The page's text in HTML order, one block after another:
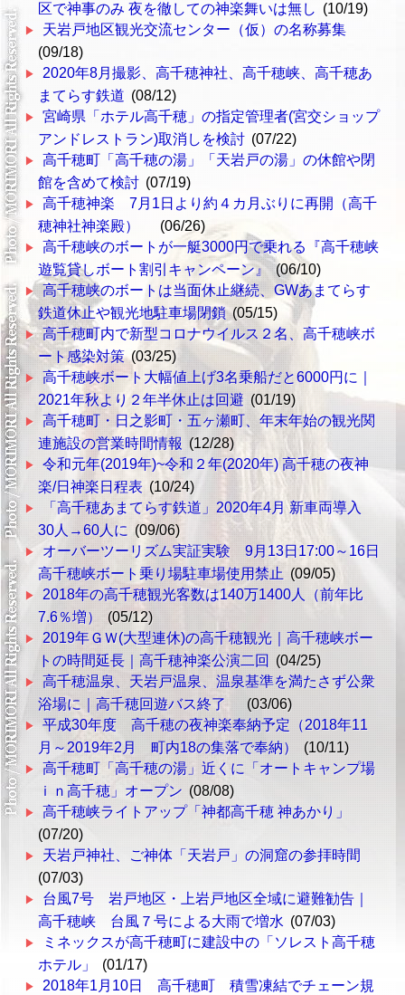
区で神事のみ 夜を徹しての神楽舞いは無し (10/19)
天岩戸地区観光交流センター（仮）の名称募集
(09/18)
2020年8月撮影、高千穂神社、高千穂峡、高千穂あ
まてらす鉄道 (08/12)
宮崎県「ホテル高千穂」の指定管理者(宮交ショップ
アンドレストラン)取消しを検討 (07/22)
高千穂町「高千穂の湯」「天岩戸の湯」の休館や閉
館を含めて検討 (07/19)
高千穂神楽 7月1日より約４カ月ぶりに再開（高千
穂神社神楽殿）
(06/26)
高千穂峡のボートが一艇3000円で乗れる『高千穂峡
遊覧貸しボート割引キャンペーン』 (06/10)
高千穂峡のボートは当面休止継続、GWあまてらす
鉄道休止や観光地駐車場閉鎖(05/15)
高千穂町内で新型コロナウイルス２名、高千穂峡ボ
ート感染対策(03/25)
高千穂峡ボート大幅値上げ3名乗船だと6000円に｜
2021年秋より２年半休止は回避 (01/19)
高千穂町・日之影町・五ヶ瀬町、年末年始の観光関
連施設の営業時間情報 (12/28)
令和元年(2019年)~令和２年(2020年) 高千穂の夜神
楽/日神楽日程表 (10/24)
「高千穂あまてらす鉄道」2020年4月 新車両導入
30人→60人に (09/06)
オーバーツーリズム実証実験 9月13日17:00～16日
高千穂峡ボート乗り場駐車場使用禁止 (09/05)
2018年の高千穂観光客数は140万1400人（前年比
7.6％増）
(05/12)
2019年ＧＷ(大型連休)の高千穂観光｜高千穂峡ボー
トの時間延長｜高千穂神楽公演二回
(04/25)
高千穂温泉、天岩戸温泉、温泉基準を満たさず公衆
浴場に｜高千穂回遊バス終了
(03/06)
平成30年度 高千穂の夜神楽奉納予定（2018年11
月～2019年2月 町内18の集落で奉納）
(10/11)
高千穂町「高千穂の湯」近くに「オートキャンプ場
ｉｎ高千穂」オープン (08/08)
高千穂峡ライトアップ「神都高千穂 神あかり」
(07/20)
天岩戸神社、ご神体「天岩戸」の洞窟の参拝時間
(07/03)
台風7号 岩戸地区・上岩戸地区全域に避難勧告｜
高千穂峡 台風７号による大雨で増水 (07/03)
ミネックスが高千穂町に建設中の「ソレスト高千穂
ホテル」
(01/17)
2018年1月10日 高千穂町 積雪凍結でチェーン規